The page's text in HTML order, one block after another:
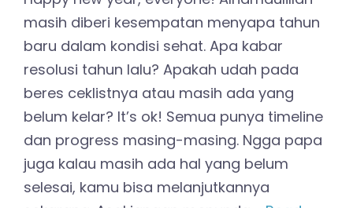
masih diberi kesempatan menyapa tahun
baru dalam kondisi sehat. Apa kabar
resolusi tahun lalu? Apakah udah pada
beres ceklistnya atau masih ada yang
belum kelar? It’s ok! Semua punya timeline
dan progress masing-masing. Ngga papa
juga kalau masih ada hal yang belum
selesai, kamu bisa melanjutkannya